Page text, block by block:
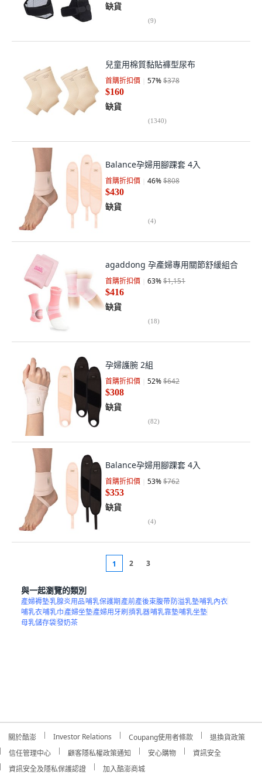
缺貨
(9)
兒童用棉質黏貼褲型尿布
首購折扣價 57%$378
$160
缺貨
(1340)
Balance孕婦用腳踝套 4入
首購折扣價 46%$808
$430
缺貨
(4)
agaddong 孕產婦專用關節舒緩組合
首購折扣價 63%$1,151
$416
缺貨
(18)
孕婦護腕 2組
首購折扣價 52%$642
$308
缺貨
(82)
Balance孕婦用腳踝套 4入
首購折扣價 53%$762
$353
缺貨
(4)
1 2 3
與一起瀏覽的類別
產婦褥墊乳腺炎用品哺乳保護期產前產後束腹帶防溢乳墊哺乳內衣
哺乳衣哺乳巾產婦坐墊產婦用牙刷擠乳器哺乳靠墊哺乳坐墊
母乳儲存袋發奶茶
關於酷澎 Investor Relations Coupang使用者條款
退換貨政策
信任管理中心
顧客隱私權政策通知 安心購物
資訊安全
資訊安全及隱私保護認證
加入酷澎商城